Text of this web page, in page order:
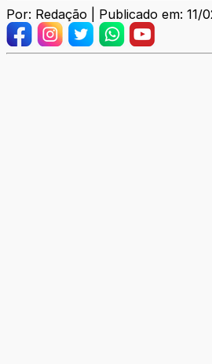
Por: Redação | Publicado em: